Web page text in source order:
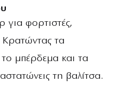
για φορτιστές,
τα
μπέρδεμα και τα
τη βαλίτσα.